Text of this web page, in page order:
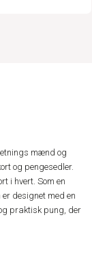
mænd og
og pengesedler.
i hvert. Som en
designet med en
praktisk pung, der